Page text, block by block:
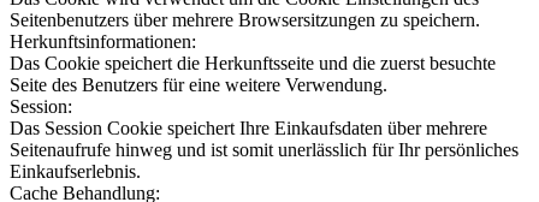
Seitenbenutzers über mehrere Browsersitzungen zu speichern.
Herkunftsinformationen:
Das Cookie speichert die Herkunftsseite und die zuerst besuchte
Seite des Benutzers für eine weitere Verwendung.
Session:
Das Session Cookie speichert Ihre Einkaufsdaten über mehrere
Seitenaufrufe hinweg und ist somit unerlässlich für Ihr persönliches
Einkaufserlebnis.
Cache Behandlung: